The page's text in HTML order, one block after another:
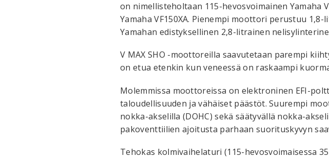
on nimellisteholtaan 115-hevosvoimainen Yamaha
Yamaha VF150XA. Pienempi moottori perustuu
Yamahan edistyksellinen 2,8-litrainen
V MAX SHO -moottoreilla saavutetaan parempi
on etua etenkin kun veneessä on raskaampi
Molemmissa moottoreissa on elektroninen EFI-
taloudellisuuden ja vähäiset päästöt. Suurempi
nokka-akselilla (DOHC) sekä säätyvällä nokka-
pakoventtiilien ajoitusta parhaan suorituskyvyn
Tehokas kolmivaihelaturi (115-hevosvoimaisessa